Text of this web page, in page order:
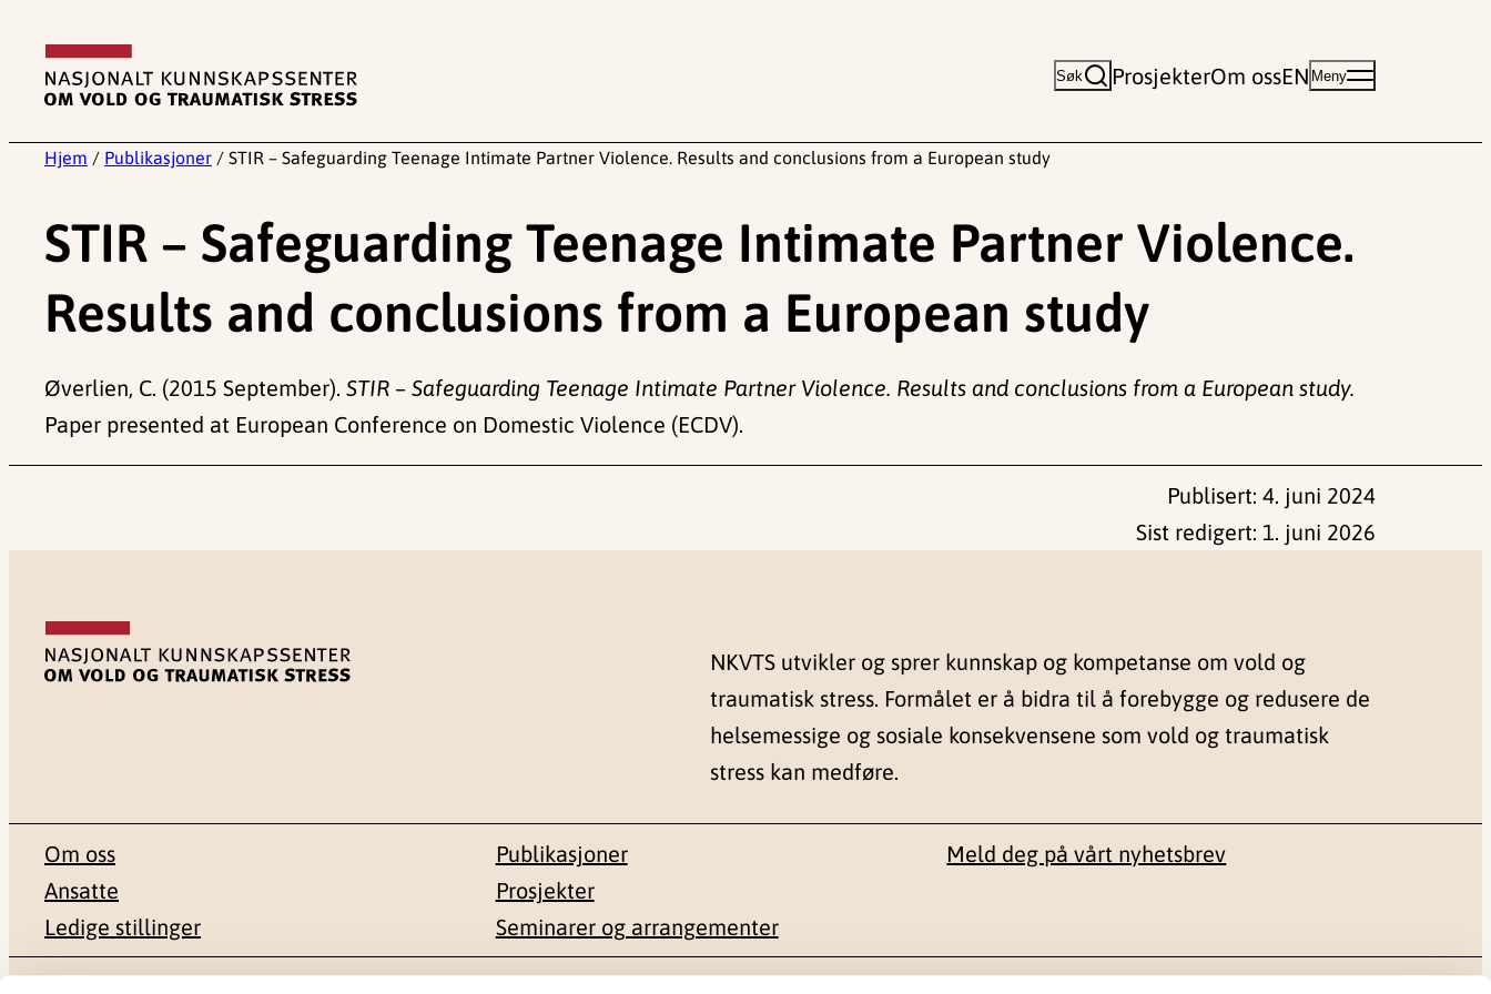
innhold
Søk ProsjekterOm ossEN Meny
Hjem / Publikasjoner / STIR – Safeguarding Teenage Intimate Partner Violence. Results and conclusions from a European study
STIR – Safeguarding Teenage Intimate Partner Violence.
Results and conclusions from a European study
Øverlien, C. (2015 September). STIR – Safeguarding Teenage Intimate Partner Violence. Results and conclusions from a European study.
Paper presented at European Conference on Domestic Violence (ECDV).
Publisert: 4. juni 2024
Sist redigert: 1. juni 2026
NKVTS utvikler og sprer kunnskap og kompetanse om vold og
traumatisk stress. Formålet er å bidra til å forebygge og redusere de
helsemessige og sosiale konsekvensene som vold og traumatisk
stress kan medføre.
Om oss
Ansatte
Ledige stillinger
Publikasjoner
Prosjekter
Seminarer og arrangementer
Meld deg på vårt nyhetsbrev